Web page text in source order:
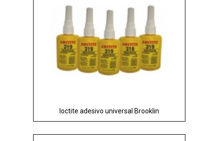
loctite adesivo universal Brooklin